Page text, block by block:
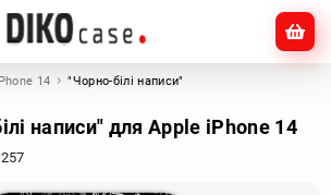
14 "Чорно-білі написи"
написи" для Apple iPhone 14